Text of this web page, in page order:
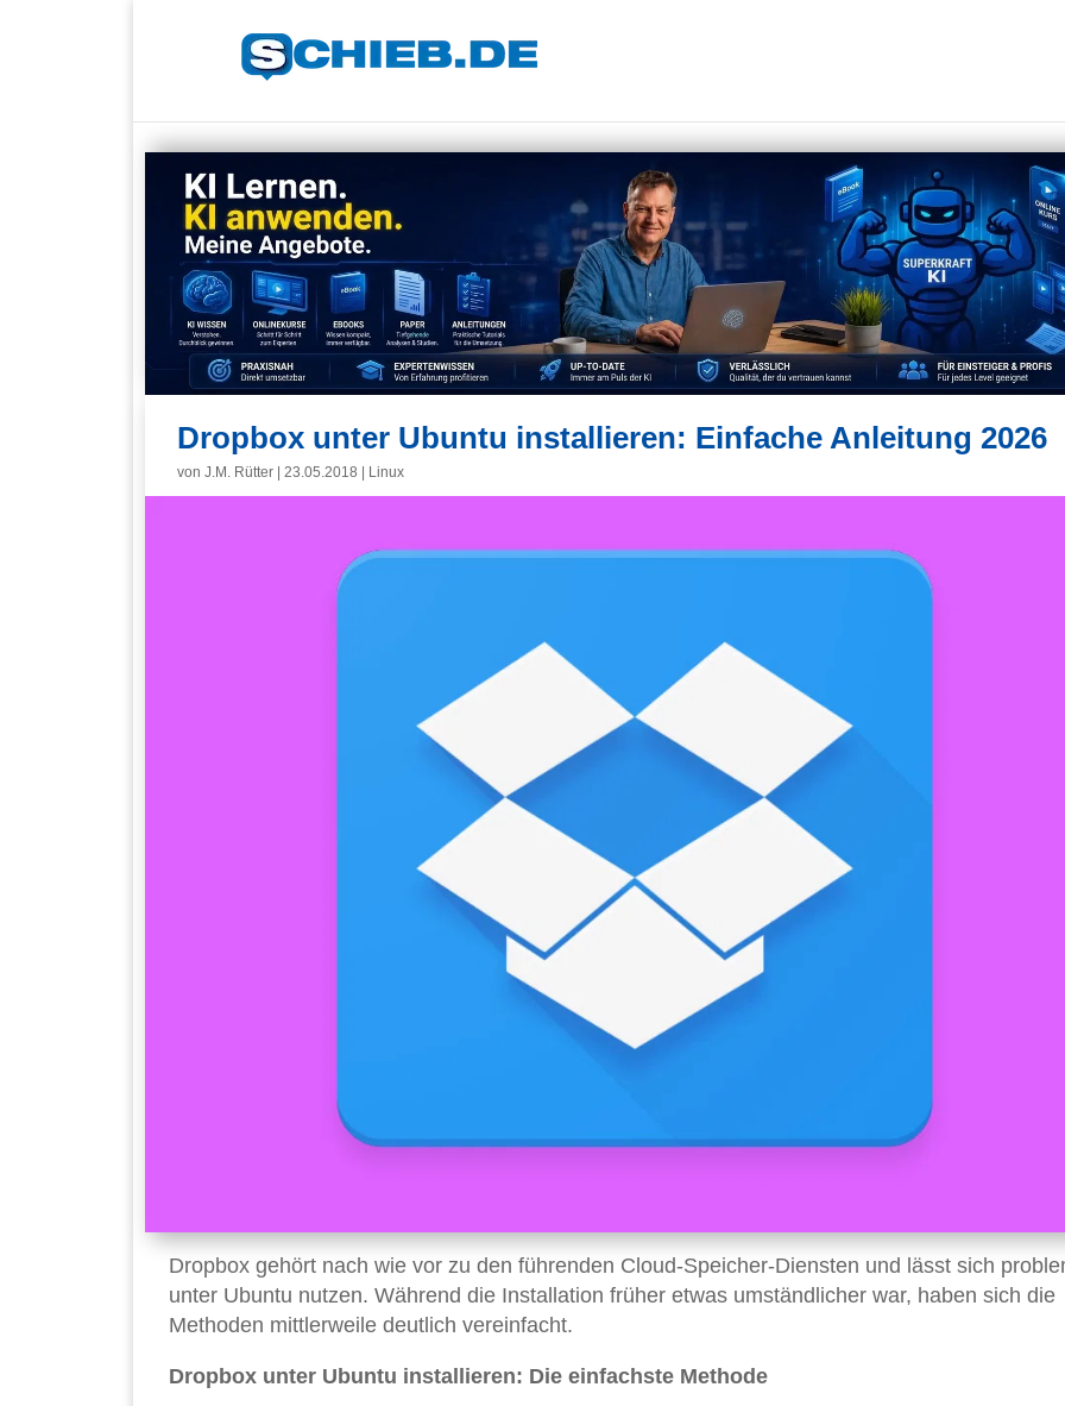
Dropbox unter Ubuntu installieren: Einfache Anleitung 2026
von J.M. Rütter 23.05.2018 Linux
Dropbox gehört nach wie vor zu den führenden Cloud-Speicher-Diensten und lässt sich
unter Ubuntu nutzen. Während die Installation früher etwas umständlicher war, haben sich die
Methoden mittlerweile deutlich vereinfacht.
Dropbox unter Ubuntu installieren: Die einfachste Methode